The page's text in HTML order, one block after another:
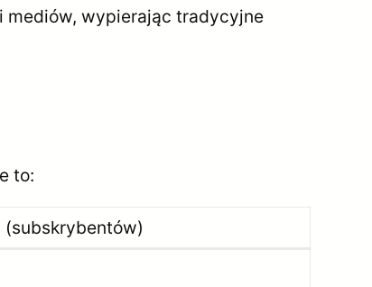
mediów, wypierając tradycyjne
to: